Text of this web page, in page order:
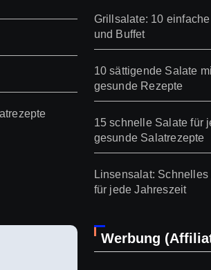
Grillsalate: 10
und Buffet
10 sättigende Salate
gesunde Rezepte
15 schnelle Salate für
gesunde Salatrezepte
Linsensalat:
für jede Jahreszeit
Werbung